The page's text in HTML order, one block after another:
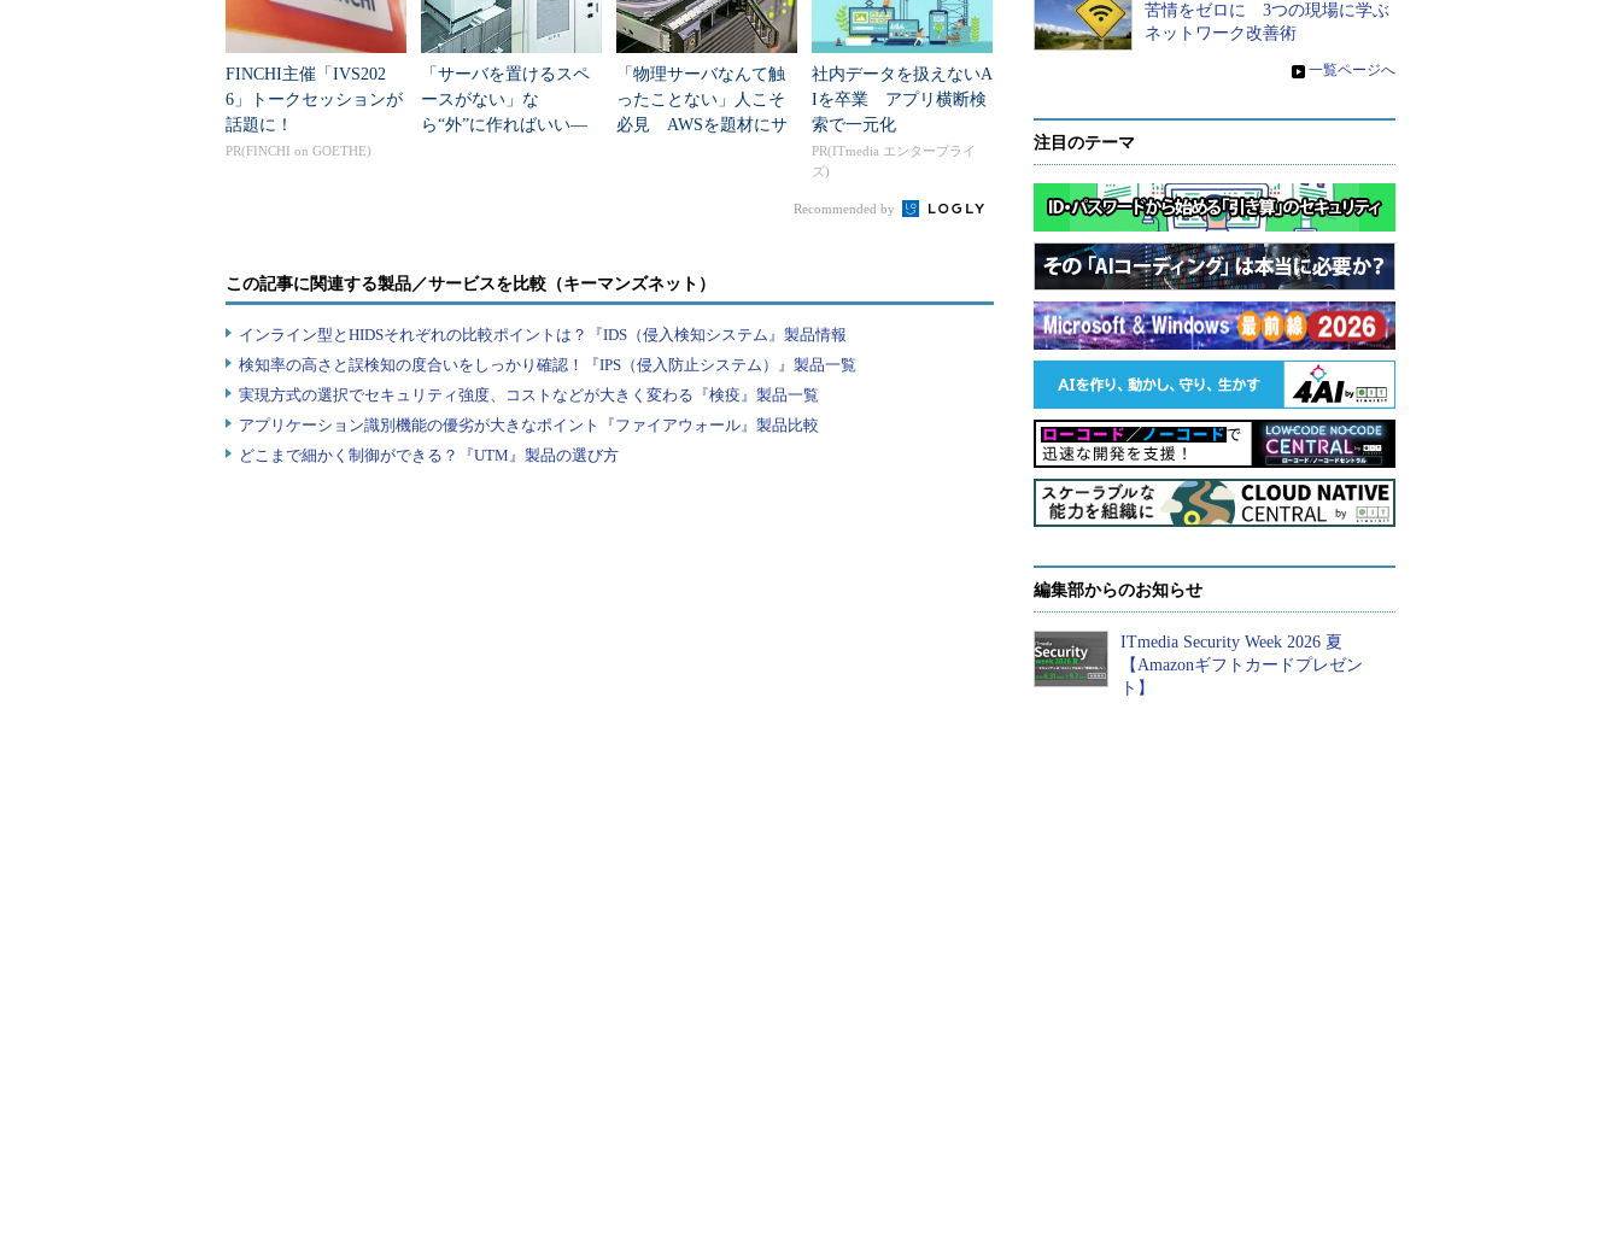
sn1fferプログラムと同じディレクトリにログファイルらしきものがある
sn1fferのログを確認すると多数のユーザー名とパスワードが記録されていた
もちろん自分のアカウントや管理者アカウントも含まれていた
トロイの木馬が仕込まれたディレクトリの一覧
このsn1fferのログを見た瞬間に覚えた絶望感は今でも忘れられません。とっさに思った
のは、
FINCHI主催「IVS202
6」トークセッションが
話題に！
PR(FINCHI on GOETHE)
「サーバを置けるスペ
ースがない」な
ら“外”に作ればいい―
「物理サーバなんて触
ったことない」人こそ
必見 AWSを題材にサ
社内データを扱えないA
Iを卒業 アプリ横断検
索で一元化
PR(ITmedia エンタープライ
ズ)
Recommended by
この記事に関連する製品／サービスを比較（キーマンズネット）
インライン型とHIDSそれぞれの比較ポイントは？『IDS（侵入検知システム』製品情報
検知率の高さと誤検知の度合いをしっかり確認！『IPS（侵入防止システム）』製品一覧
実現方式の選択でセキュリティ強度、コストなどが大きく変わる『検疫』製品一覧
アプリケーション識別機能の優劣が大きなポイント『ファイアウォール』製品比較
どこまで細かく制御ができる？『UTM』製品の選び方
苦情をゼロに 3つの現場に学ぶ
ネットワーク改善術
» 一覧ページへ
注目のテーマ
編集部からのお知らせ
ITmedia Security Week 2026 夏
【Amazonギフトカードプレゼン
ト】